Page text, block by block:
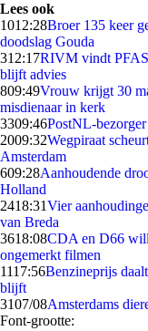
Lees ook
1012:28Broer 135 keer
doodslag Gouda
312:17RIVM vindt PFAS
blijft advies
809:49Vrouw krijgt 30
misdienaar in kerk
3309:46PostNL-
2009:32Wegpiraat
Amsterdam
609:28Aanhoudende
Holland
2418:31Vier
van Breda
3618:08CDA en D66
ongemerkt filmen
1117:56Benzineprijs
blijft
3107/08Amsterdams
Font-grootte: